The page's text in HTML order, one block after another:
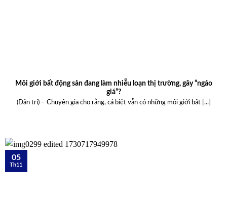
Môi giới bất động sản đang làm nhiễu loạn thị trường, gây “ngáo
giá”?
(Dân trí) – Chuyên gia cho rằng, cá biệt vẫn có những môi giới bất [...]
05
Th11